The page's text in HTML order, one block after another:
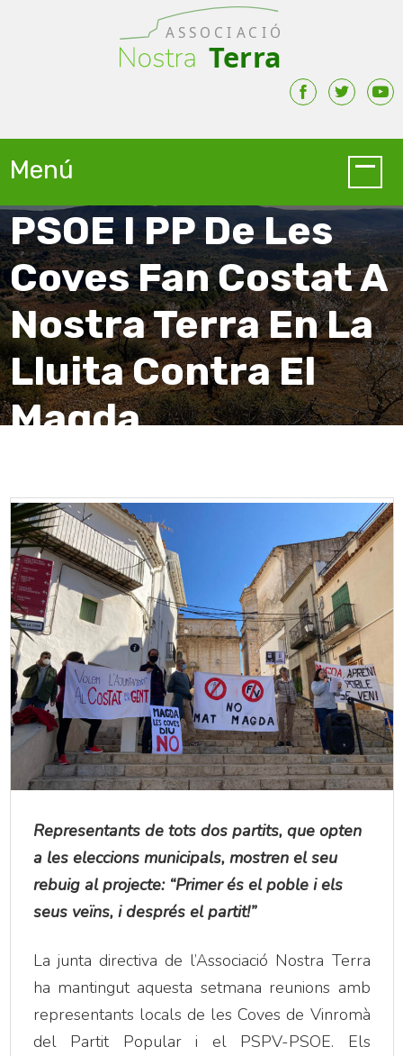
Menú
PSOE I PP De Les
Coves Fan Costat A
Nostra Terra En La
Lluita Contra El
Magda
Representants de tots dos partits, que opten
a les eleccions municipals, mostren el seu
rebuig al projecte: “Primer és el poble i els
seus veïns, i després el partit!”
La junta directiva de l’Associació Nostra Terra
ha mantingut aquesta setmana reunions amb
representants locals de les Coves de Vinromà
del Partit Popular i el PSPV-PSOE. Els